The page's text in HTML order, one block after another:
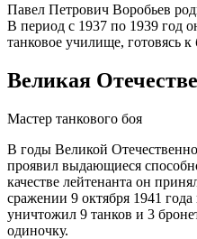
Павел Петрович Воробьев
В период с 1937 по 1939 год
танковое училище, готовясь
Великая
Мастер танкового боя
В годы Великой
проявил выдающиеся
качестве лейтенанта он
сражении 9 октября 1941
уничтожил 9 танков и 3
одиночку.